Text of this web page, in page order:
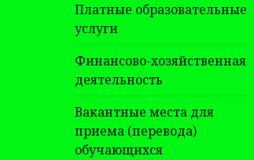
Платные образовательные
услуги
Финансово-хозяйственная
деятельность
Вакантные места для
приема (перевода)
обучающихся